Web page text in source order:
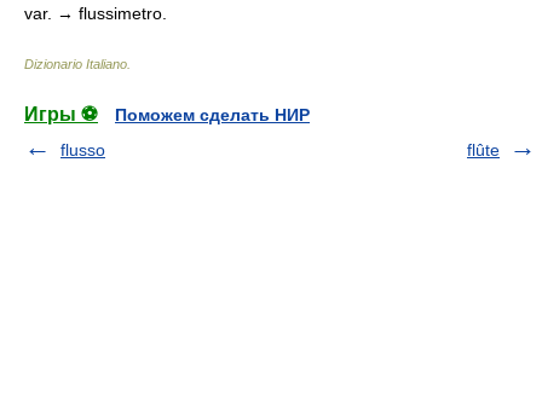
var. → flussimetro.
Dizionario Italiano
Игры ⚽
Поможем сделать НИР
flusso
flûte